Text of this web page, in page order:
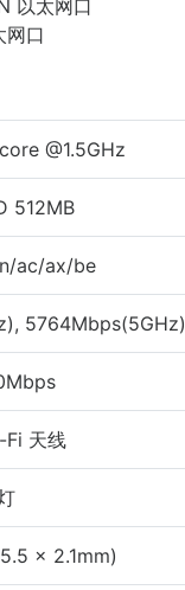
以太网口
口
@1.5GHz
512MB
ac/ax/be
5764Mbps(5GHz)
Fi 天线
x 2.1mm)